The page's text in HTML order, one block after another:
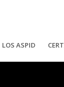
LOS ASPID